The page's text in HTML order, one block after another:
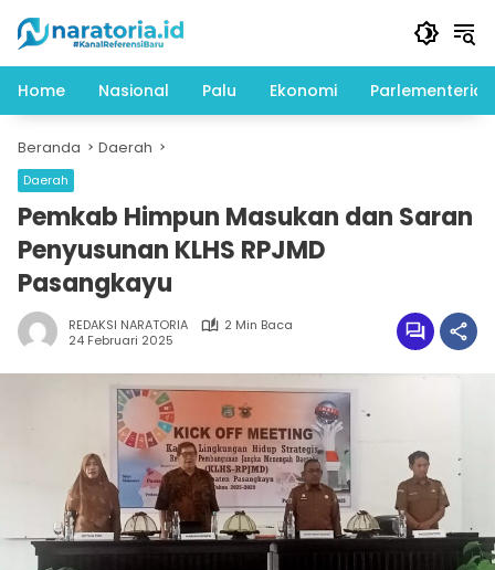
konten
Home
Nasional Palu Ekonomi Parlementeria
Beranda Daerah
Daerah
Pemkab Himpun Masukan dan Saran
Penyusunan KLHS RPJMD
Pasangkayu
REDAKSI NARATORIA
2 Min Baca
24 Februari 2025